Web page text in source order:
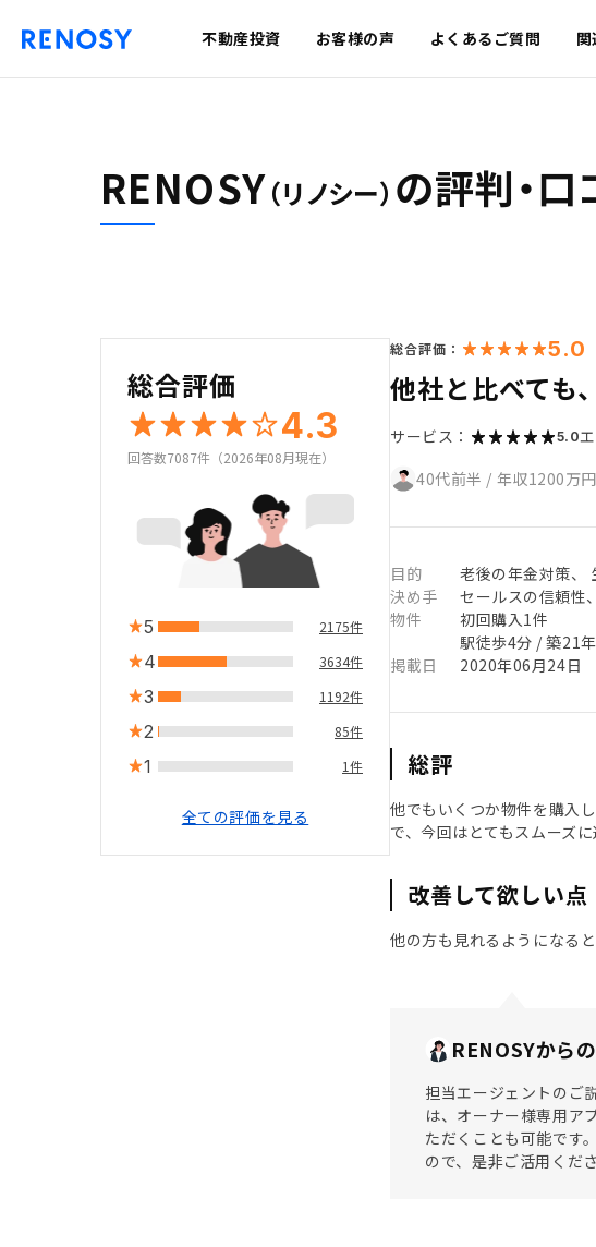
不動産投資 お客様の声 よくあるご質問
RENOSY（リノシー） の評判・口
総合評価
4.3
回答数7087件（2026年08月現在）
5 2175件
4 3634件
3 1192件
2 85件
1 1件
全ての評価を見る
総合評価： 5.0
他社と比べても
サービス： 5.0
40代前半 / 年収1200万
目的
老後の年金対策、
決め手
セールスの信頼性
物件
初回購入1件
駅徒歩4分 / 築21
掲載日
2020年06月24日
総評
他でもいくつか物件を購入
で、今回はとてもスムーズ
改善して欲しい点
他の方も見れるようになる
RENOSYから
担当エージェントのご
は、オーナー様専用ア
ただくことも可能です
ので、是非ご活用くだ